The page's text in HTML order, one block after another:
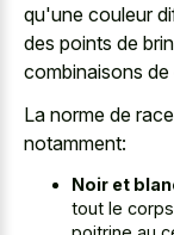
qu'une couleur
des points de
combinaisons
La norme de
notamment:
Noir et
tout le